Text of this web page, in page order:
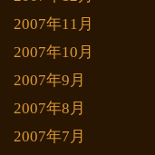
2007年11月
2007年10月
2007年9月
2007年8月
2007年7月